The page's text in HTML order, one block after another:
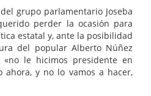
grupo parlamentario Joseba
perder la ocasión para
estatal y, ante la posibilidad
del popular Alberto Núñez
le hicimos presidente en
ahora, y no lo vamos a hacer,